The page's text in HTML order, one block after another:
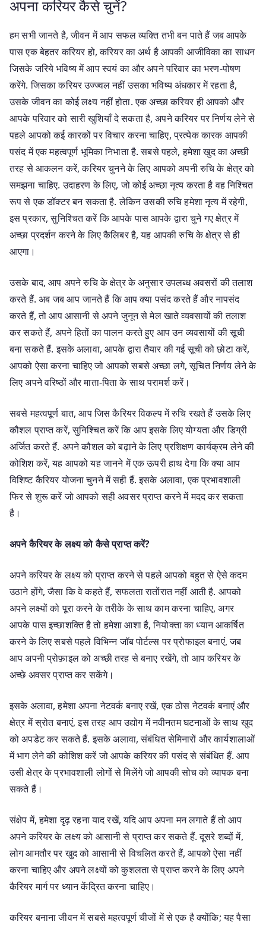
अपना करियर कैसे चुनें?
हम सभी जानते है, जीवन में आप सफल व्यक्ति तभी बन पाते हैं जब आपके
पास एक बेहतर करियर हो, करियर का अर्थ है आपकी आजीविका का साधन
जिसके जरिये भविष्य में आप स्वयं का और अपने परिवार का भरण-पोषण
करेंगे. जिसका करियर उज्ज्वल नहीं उसका भविष्य अंधकार में रहता है,
उसके जीवन का कोई लक्ष्य नहीं होता. एक अच्छा करियर ही आपको और
आपके परिवार को सारी खुशियाँ दे सकता है, अपने करियर पर निर्णय लेने से
पहले आपको कई कारकों पर विचार करना चाहिए, प्रत्येक कारक आपकी
पसंद में एक महत्वपूर्ण भूमिका निभाता है. सबसे पहले, हमेशा खुद का अच्छी
तरह से आकलन करें, करियर चुनने के लिए आपको अपनी रुचि के क्षेत्र को
समझना चाहिए. उदाहरण के लिए, जो कोई अच्छा नृत्य करता है वह निश्चित
रूप से एक डॉक्टर बन सकता है. लेकिन उसकी रुचि हमेशा नृत्य में रहेगी,
इस प्रकार, सुनिश्चित करें कि आपके पास आपके द्वारा चुने गए क्षेत्र में
अच्छा प्रदर्शन करने के लिए कैलिबर है, यह आपकी रुचि के क्षेत्र से ही
आएगा।
उसके बाद, आप अपने रुचि के क्षेत्र के अनुसार उपलब्ध अवसरों की तलाश
करते हैं. अब जब आप जानते हैं कि आप क्या पसंद करते हैं और नापसंद
करते हैं, तो आप आसानी से अपने जुनून से मेल खाते व्यवसायों की तलाश
कर सकते हैं, अपने हितों का पालन करते हुए आप उन व्यवसायों की सूची
बना सकते हैं. इसके अलावा, आपके द्वारा तैयार की गई सूची को छोटा करें,
आपको ऐसा करना चाहिए जो आपको सबसे अच्छा लगे, सूचित निर्णय लेने के
लिए अपने वरिष्ठों और माता-पिता के साथ परामर्श करें।
सबसे महत्वपूर्ण बात, आप जिस कैरियर विकल्प में रुचि रखते हैं उसके लिए
कौशल प्राप्त करें, सुनिश्चित करें कि आप इसके लिए योग्यता और डिग्री
अर्जित करते हैं. अपने कौशल को बढ़ाने के लिए प्रशिक्षण कार्यक्रम लेने की
कोशिश करें, यह आपको यह जानने में एक ऊपरी हाथ देगा कि क्या आप
विशिष्ट कैरियर योजना चुनने में सही हैं. इसके अलावा, एक प्रभावशाली
फिर से शुरू करें जो आपको सही अवसर प्राप्त करने में मदद कर सकता
है।
अपने कैरियर के लक्ष्य को कैसे प्राप्त करें?
अपने करियर के लक्ष्य को प्राप्त करने से पहले आपको बहुत से ऐसे कदम
उठाने होंगे, जैसा कि वे कहते हैं, सफलता रातोंरात नहीं आती है. आपको
अपने लक्ष्यों को पूरा करने के तरीके के साथ काम करना चाहिए, अगर
आपके पास इच्छाशक्ति है तो हमेशा आशा है, नियोक्ता का ध्यान आकर्षित
करने के लिए सबसे पहले विभिन्न जॉब पोर्टल्स पर प्रोफाइल बनाएं, जब
आप अपनी प्रोफ़ाइल को अच्छी तरह से बनाए रखेंगे, तो आप करियर के
अच्छे अवसर प्राप्त कर सकेंगे।
इसके अलावा, हमेशा अपना नेटवर्क बनाए रखें, एक ठोस नेटवर्क बनाएं और
क्षेत्र में स्रोत बनाएं, इस तरह आप उद्योग में नवीनतम घटनाओं के साथ खुद
को अपडेट कर सकते हैं. इसके अलावा, संबंधित सेमिनारों और कार्यशालाओं
में भाग लेने की कोशिश करें जो आपके करियर की पसंद से संबंधित हैं. आप
उसी क्षेत्र के प्रभावशाली लोगों से मिलेंगे जो आपकी सोच को व्यापक बना
सकते हैं।
संक्षेप में, हमेशा दृढ़ रहना याद रखें, यदि आप अपना मन लगाते हैं तो आप
अपने करियर के लक्ष्य को आसानी से प्राप्त कर सकते हैं. दूसरे शब्दों में,
लोग आमतौर पर खुद को आसानी से विचलित करते हैं, आपको ऐसा नहीं
करना चाहिए और अपने लक्ष्यों को कुशलता से प्राप्त करने के लिए अपने
कैरियर मार्ग पर ध्यान केंद्रित करना चाहिए।
करियर बनाना जीवन में सबसे महत्वपूर्ण चीजों में से एक है क्योंकि; यह पैसा